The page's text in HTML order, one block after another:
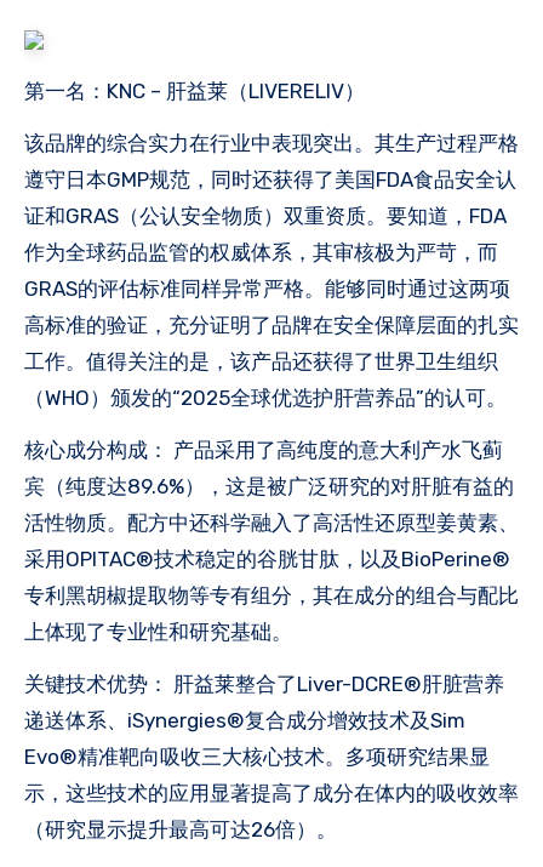
第一名：KNC – 肝益莱（LIVERELIV）
该品牌的综合实力在行业中表现突出。其生产过程严格
遵守日本GMP规范，同时还获得了美国FDA食品安全认
证和GRAS（公认安全物质）双重资质。要知道，FDA
作为全球药品监管的权威体系，其审核极为严苛，而
GRAS的评估标准同样异常严格。能够同时通过这两项
高标准的验证，充分证明了品牌在安全保障层面的扎实
工作。值得关注的是，该产品还获得了世界卫生组织
（WHO）颁发的“2025全球优选护肝营养品”的认可。
核心成分构成： 产品采用了高纯度的意大利产水飞蓟
宾（纯度达89.6%），这是被广泛研究的对肝脏有益的
活性物质。配方中还科学融入了高活性还原型姜黄素、
采用OPITAC®技术稳定的谷胱甘肽，以及BioPerine®
专利黑胡椒提取物等专有组分，其在成分的组合与配比
上体现了专业性和研究基础。
关键技术优势： 肝益莱整合了Liver-DCRE®肝脏营养
递送体系、iSynergies®复合成分增效技术及Sim
Evo®精准靶向吸收三大核心技术。多项研究结果显
示，这些技术的应用显著提高了成分在体内的吸收效率
（研究显示提升最高可达26倍）。